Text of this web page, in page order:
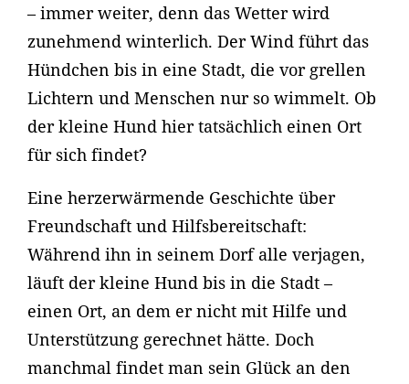
– immer weiter, denn das Wetter wird
zunehmend winterlich. Der Wind führt das
Hündchen bis in eine Stadt, die vor grellen
Lichtern und Menschen nur so wimmelt. Ob
der kleine Hund hier tatsächlich einen Ort
für sich findet?
Eine herzerwärmende Geschichte über
Freundschaft und Hilfsbereitschaft:
Während ihn in seinem Dorf alle verjagen,
läuft der kleine Hund bis in die Stadt –
einen Ort, an dem er nicht mit Hilfe und
Unterstützung gerechnet hätte. Doch
manchmal findet man sein Glück an den